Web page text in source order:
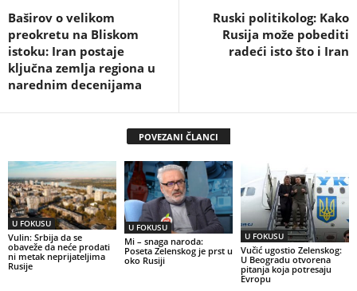
Baširov o velikom
preokretu na Bliskom
istoku: Iran postaje
ključna zemlja regiona u
narednim decenijama
Ruski politikolog: Kako
Rusija može pobediti
radeći isto što i Iran
POVEZANI ČLANCI
U FOKUSU
Vulin: Srbija da se
obaveže da neće prodati
ni metak neprijateljima
Rusije
U FOKUSU
Mi – snaga naroda:
Poseta Zelenskog je prst u
oko Rusiji
U FOKUSU
Vučić ugostio Zelenskog:
U Beogradu otvorena
pitanja koja potresaju
Evropu